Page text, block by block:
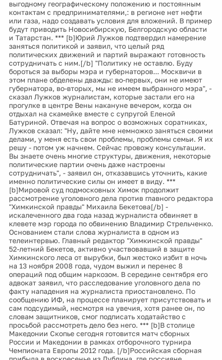
выгодному географическому положению и постоянным
контактам с предпринимателями,: в регионе нет нефти
или газа, надо создавать условия для вложений. В пример
будут приводить Новосибирскую, Белгородскую области
и Татарстан. *** [b]Юрий Лужков подтвердил намерение
заняться политикой и заявил, что целый ряд
политических движений и партий выражают готовность
сотрудничать с ним.[/b] "Политику не оставлю. Буду
бороться за выборы мэра и губернаторов... Москвичи в
этом плане обделены дважды: во-первых, они не имеют
губернатора, во-вторых, мы не имеем выбранного мэра", -
сказал Лужков журналистам, которые застали его на
прогулке в центре Вены накануне вечером, когда он
отдыхал на скамейке вместе с супругой Еленой
Батуриной. Отвечая на вопрос о возможных соратниках,
Лужков сказал: "Ну, дайте мне немножко заняться своими
делами, у меня есть свои проблемы, проблемы семьи. Я их
решу - потом уж начнем. Сейчас провожу консультации.
Вы знаете очень многие структуры, движения, некоторые
политические партии очень даже настроены
сотрудничать", - заявил он, отказавшись уточнить, какие
именно политические силы он имеет в виду. ***
[b]Мировой суд подмосковных Химок продолжит
рассмотрение уголовного дела против главного редактора
"Химкинской правды" Михаила Бекетова[/b] -
искалеченного два года назад журналиста обвиняет в
клевете мэр города по обвинению Владимир Стрельченко.
Основанием стали слова журналиста в одном из
телеинтервью. Главный редактор "Химкинской правды"
52-летний Бекетов, активно участвовавший в защите
Химкинского леса от вырубки, был жестоко избит в ночь
на 13 ноября 2008 года, чудом выжил и перенес 8
операций под общим наркозом. В середине сентября его
адвокат заявил, что расследование уголовного дела по
факту нападения на журналиста приостановлено. По
сообщению ИФ, на процессе планирует присутствовать и
сам подсудимый, несмотря на увечия, хотя ранее он, по
словам защитников, смог подписать ходатайство с
просьбой рассмотреть дело без него. *** [b]В столице
Македонии Скопье сегодня готовится матч сборных
России и Македонии в рамках отборочного турнира
Чемпионата Европы 2012 года. [/b]Российская сборная